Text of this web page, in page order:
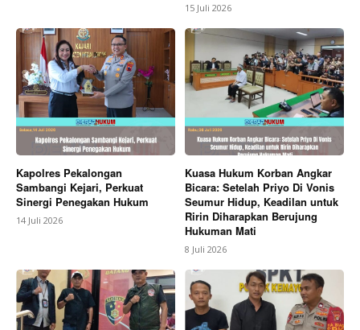
15 Juli 2026
Kapolres Pekalongan
Sambangi Kejari, Perkuat
Sinergi Penegakan Hukum
14 Juli 2026
Kuasa Hukum Korban Angkar
Bicara: Setelah Priyo Di Vonis
Seumur Hidup, Keadilan untuk
Ririn Diharapkan Berujung
Hukuman Mati
8 Juli 2026